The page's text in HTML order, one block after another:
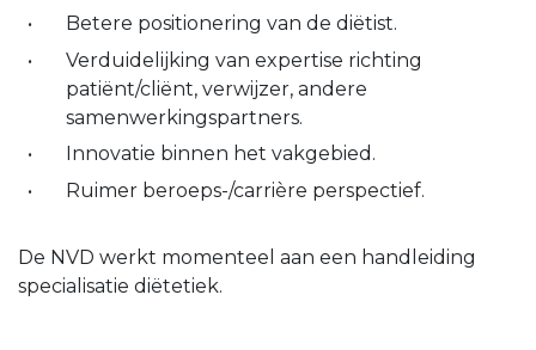
Betere positionering van de diëtist.
Verduidelijking van expertise richting
patiënt/cliënt, verwijzer, andere
samenwerkingspartners.
Innovatie binnen het vakgebied.
Ruimer beroeps-/carrière perspectief.
De NVD werkt momenteel aan een handleiding
specialisatie diëtetiek.